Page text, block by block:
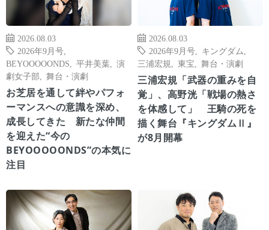
2026.08.03
2026年9月号
BEYOOOOONDS
平井美葉
演
劇女子部
舞台・演劇
お芝居を通して絆やパフォ
ーマンスへの意識を深め、
成長してきた 新たな仲間
を迎えた“今の
BEYOOOOONDS”の本気に
注目
2026.08.03
2026年9月号
キングダム
三浦宏規
東宝 舞台・演劇
三浦宏規「武器の重みを自
覚」、高野洸「戦場の熱さ
を体感して」 王騎の死を
描く舞台『キングダムⅡ』
が8月開幕